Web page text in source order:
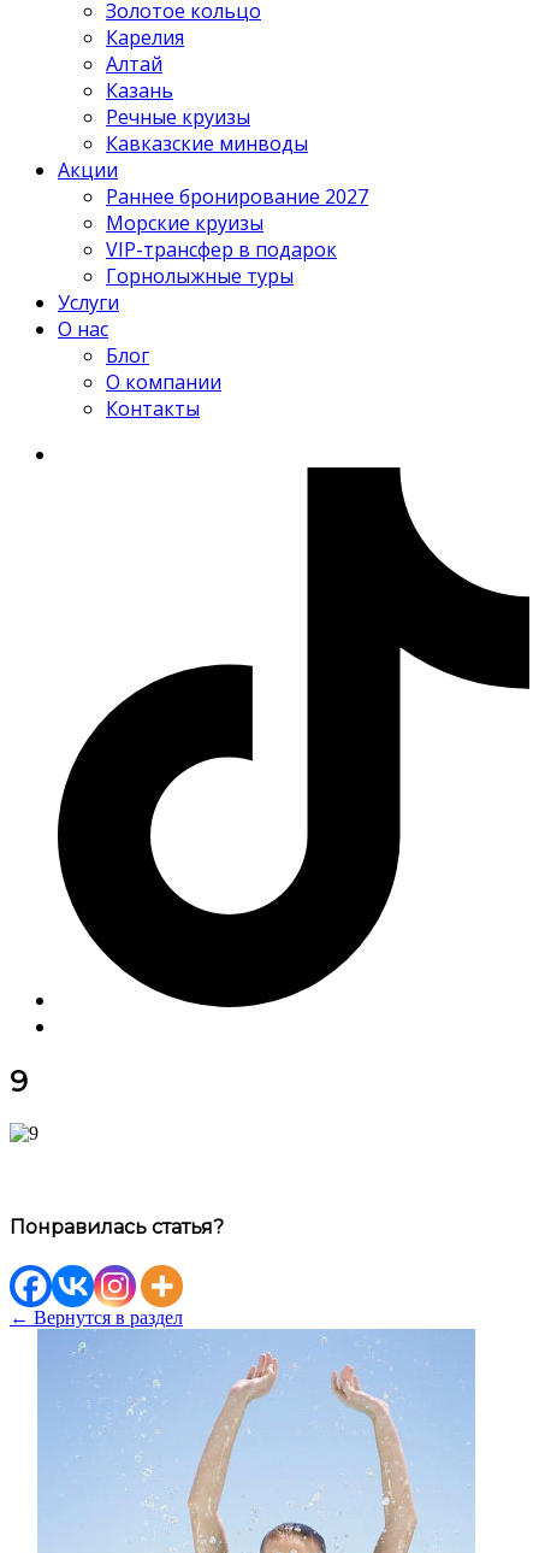
Золотое кольцо
Карелия
Алтай
Казань
Речные круизы
Кавказские минводы
Акции
Раннее бронирование 2027
Морские круизы
VIP-трансфер в подарок
Горнолыжные туры
Услуги
О нас
Блог
О компании
Контакты
9
Понравилась статья?
← Вернутся в раздел